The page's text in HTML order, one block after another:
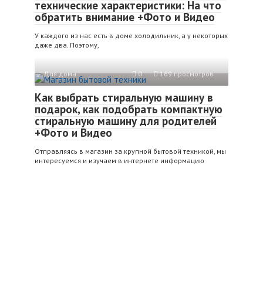
технические характеристики: На что
обратить внимание +Фото и Видео
У каждого из нас есть в доме холодильник, а у некоторых
даже два. Поэтому,
Для дома 0 169 просмотров
Как выбрать стиральную машину в
подарок, как подобрать компактную
стиральную машину для родителей
+Фото и Видео
Отправляясь в магазин за крупной бытовой техникой, мы
интересуемся и изучаем в интернете информацию